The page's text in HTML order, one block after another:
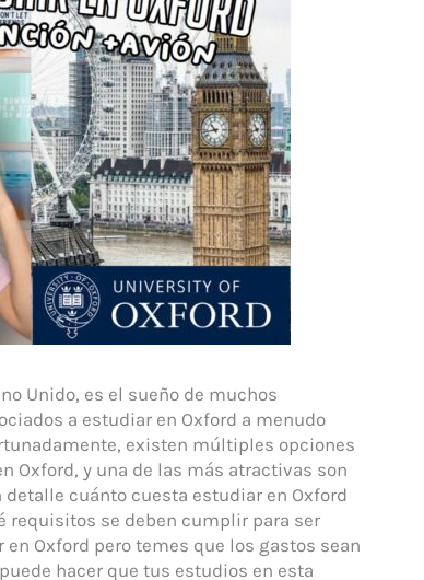
Unido, es el sueño de muchos
a estudiar en Oxford a menudo
existen múltiples opciones
Oxford, y una de las más atractivas son
cuánto cuesta estudiar en Oxford
requisitos se deben cumplir para ser
Oxford pero temes que los gastos sean
hacer que tus estudios en esta